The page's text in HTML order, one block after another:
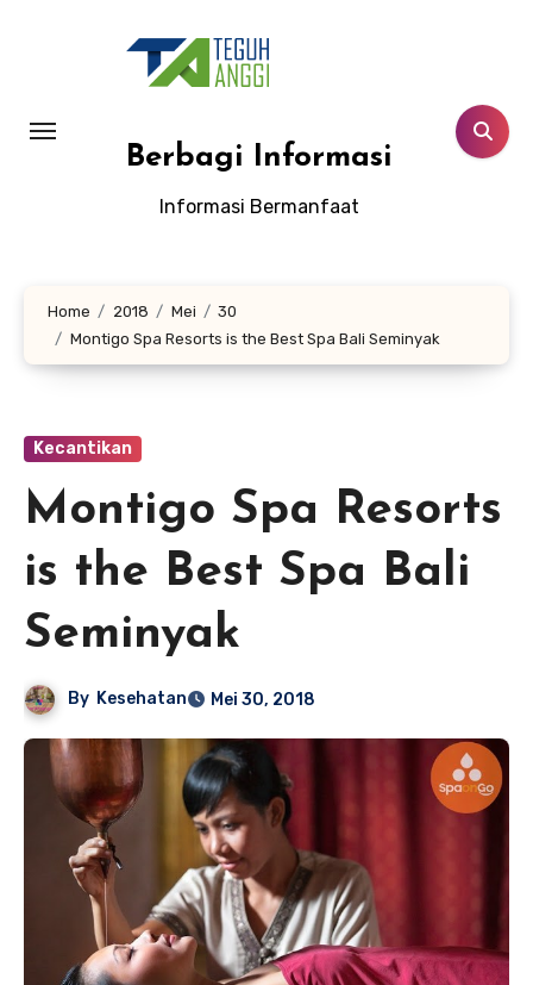
Berbagi Informasi
Informasi Bermanfaat
Home 2018 Mei
30
Montigo Spa Resorts is the Best Spa Bali Seminyak
Kecantikan
Montigo Spa Resorts
is the Best Spa Bali
Seminyak
By Kesehatan Mei 30, 2018